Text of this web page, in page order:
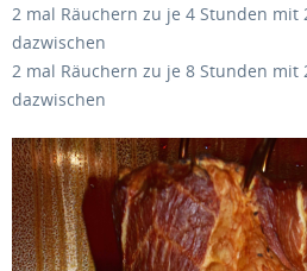
2 mal Räuchern zu je 4 Stunden mit
dazwischen
2 mal Räuchern zu je 8 Stunden mit
dazwischen